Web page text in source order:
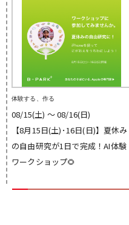
体験する、作る
08/15(土) 〜 08/16(日)
【8月15日(土)･16日(日)】夏休み
の自由研究が1日で完成！AI体験
ワークショップ🌻